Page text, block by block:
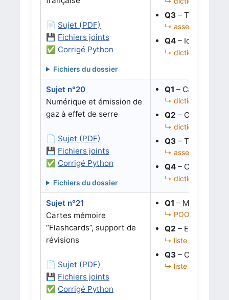
📄 Sujet (PDF)
💾 Fichiers joints
✅ Corrigé Python
Fichiers du dossier
Q3 – Tester puis
↳ assertions,
Q4 – Identifier
↳ dictionnaire de
Sujet n°20
Numérique et émission de
gaz à effet de serre
📄 Sujet (PDF)
💾 Fichiers joints
✅ Corrigé Python
Fichiers du dossier
Q1 – Calculer
↳ dictionnaires,
Q2 – Classer les
↳ dictionnaire de
Q3 – Tester une
↳ assertions,
Q4 – Corriger le
↳ dictionnaires,
Sujet n°21
Cartes mémoire
“Flashcards”, support de
révisions
📄 Sujet (PDF)
💾 Fichiers joints
✅ Corrigé Python
Q1 – Mettre à
↳ POO, dates,
Q2 – Extraire
↳ liste d’objets,
Q3 – Corriger
↳ liste d’objets,